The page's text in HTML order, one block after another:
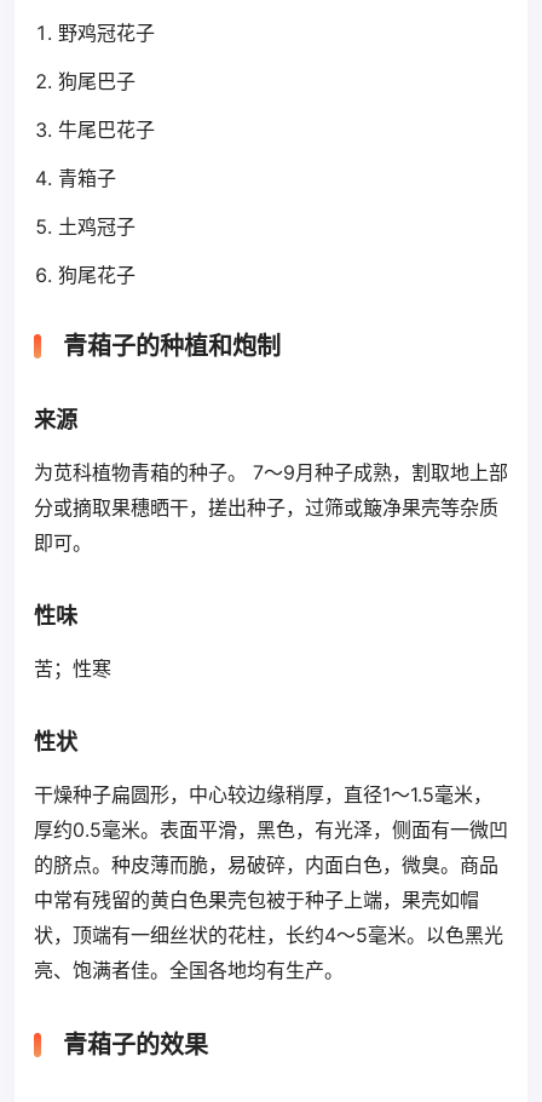
野鸡冠花子
狗尾巴子
牛尾巴花子
青箱子
土鸡冠子
狗尾花子
青葙子的种植和炮制
来源
为苋科植物青葙的种子。 7～9月种子成熟，割取地上部
分或摘取果穗晒干，搓出种子，过筛或簸净果壳等杂质
即可。
性味
苦；性寒
性状
干燥种子扁圆形，中心较边缘稍厚，直径1～1.5毫米，
厚约0.5毫米。表面平滑，黑色，有光泽，侧面有一微凹
的脐点。种皮薄而脆，易破碎，内面白色，微臭。商品
中常有残留的黄白色果壳包被于种子上端，果壳如帽
状，顶端有一细丝状的花柱，长约4～5毫米。以色黑光
亮、饱满者佳。全国各地均有生产。
青葙子的效果